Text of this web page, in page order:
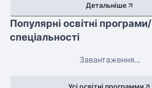
Детальніше
Популярні освітні програми/
спеціальності
Завантаження...
Усі освітні программи